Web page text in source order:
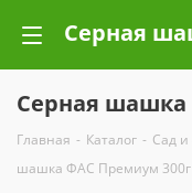
Серная
Главная - Каталог - Сад и
шашка ФАС Премиум 300г